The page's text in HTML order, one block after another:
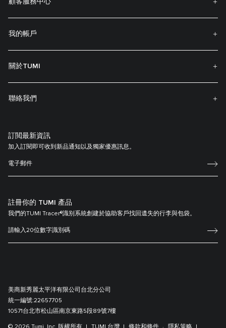
我的帳戶
關於TUMI
聯絡我們
訂閲最新資訊
加入訂閱即可收到新品通知以及獨家優惠訊息。
註冊你的 TUMI 產品
我們的TUMI Tracer®識别系統創建於協助客戶找回遺失的行李與包袋。
美商新秀麗太平洋有限公司台北分公司
統一編號:22657705
10571台北市松山區南京東路5段89號7樓